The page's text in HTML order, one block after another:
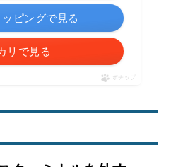
ピングで見る
リで見る
ポチップ